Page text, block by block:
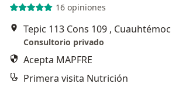
16 opiniones
Tepic 113 Cons 109 , Cuauhtémoc
Consultorio privado
Acepta MAPFRE
Primera visita Nutrición